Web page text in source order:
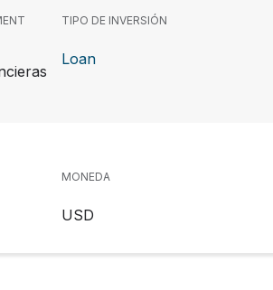
TIPO DE INVERSIÓN
Loan
MONEDA
USD